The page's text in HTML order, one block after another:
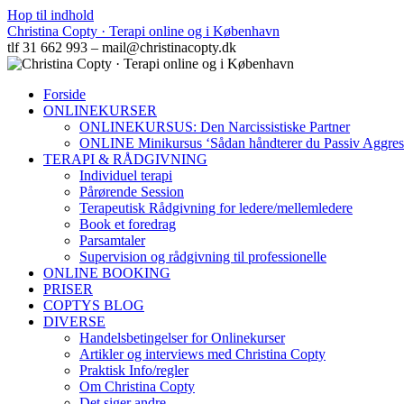
Hop til indhold
Christina Copty · Terapi online og i København
tlf 31 662 993 – mail@christinacopty.dk
Forside
ONLINEKURSER
ONLINEKURSUS: Den Narcissistiske Partner
ONLINE Minikursus ‘Sådan håndterer du Passiv
TERAPI & RÅDGIVNING
Individuel terapi
Pårørende Session
Terapeutisk Rådgivning for ledere/mellemledere
Book et foredrag
Parsamtaler
Supervision og rådgivning til professionelle
ONLINE BOOKING
PRISER
COPTYS BLOG
DIVERSE
Handelsbetingelser for Onlinekurser
Artikler og interviews med Christina Copty
Praktisk Info/regler
Om Christina Copty